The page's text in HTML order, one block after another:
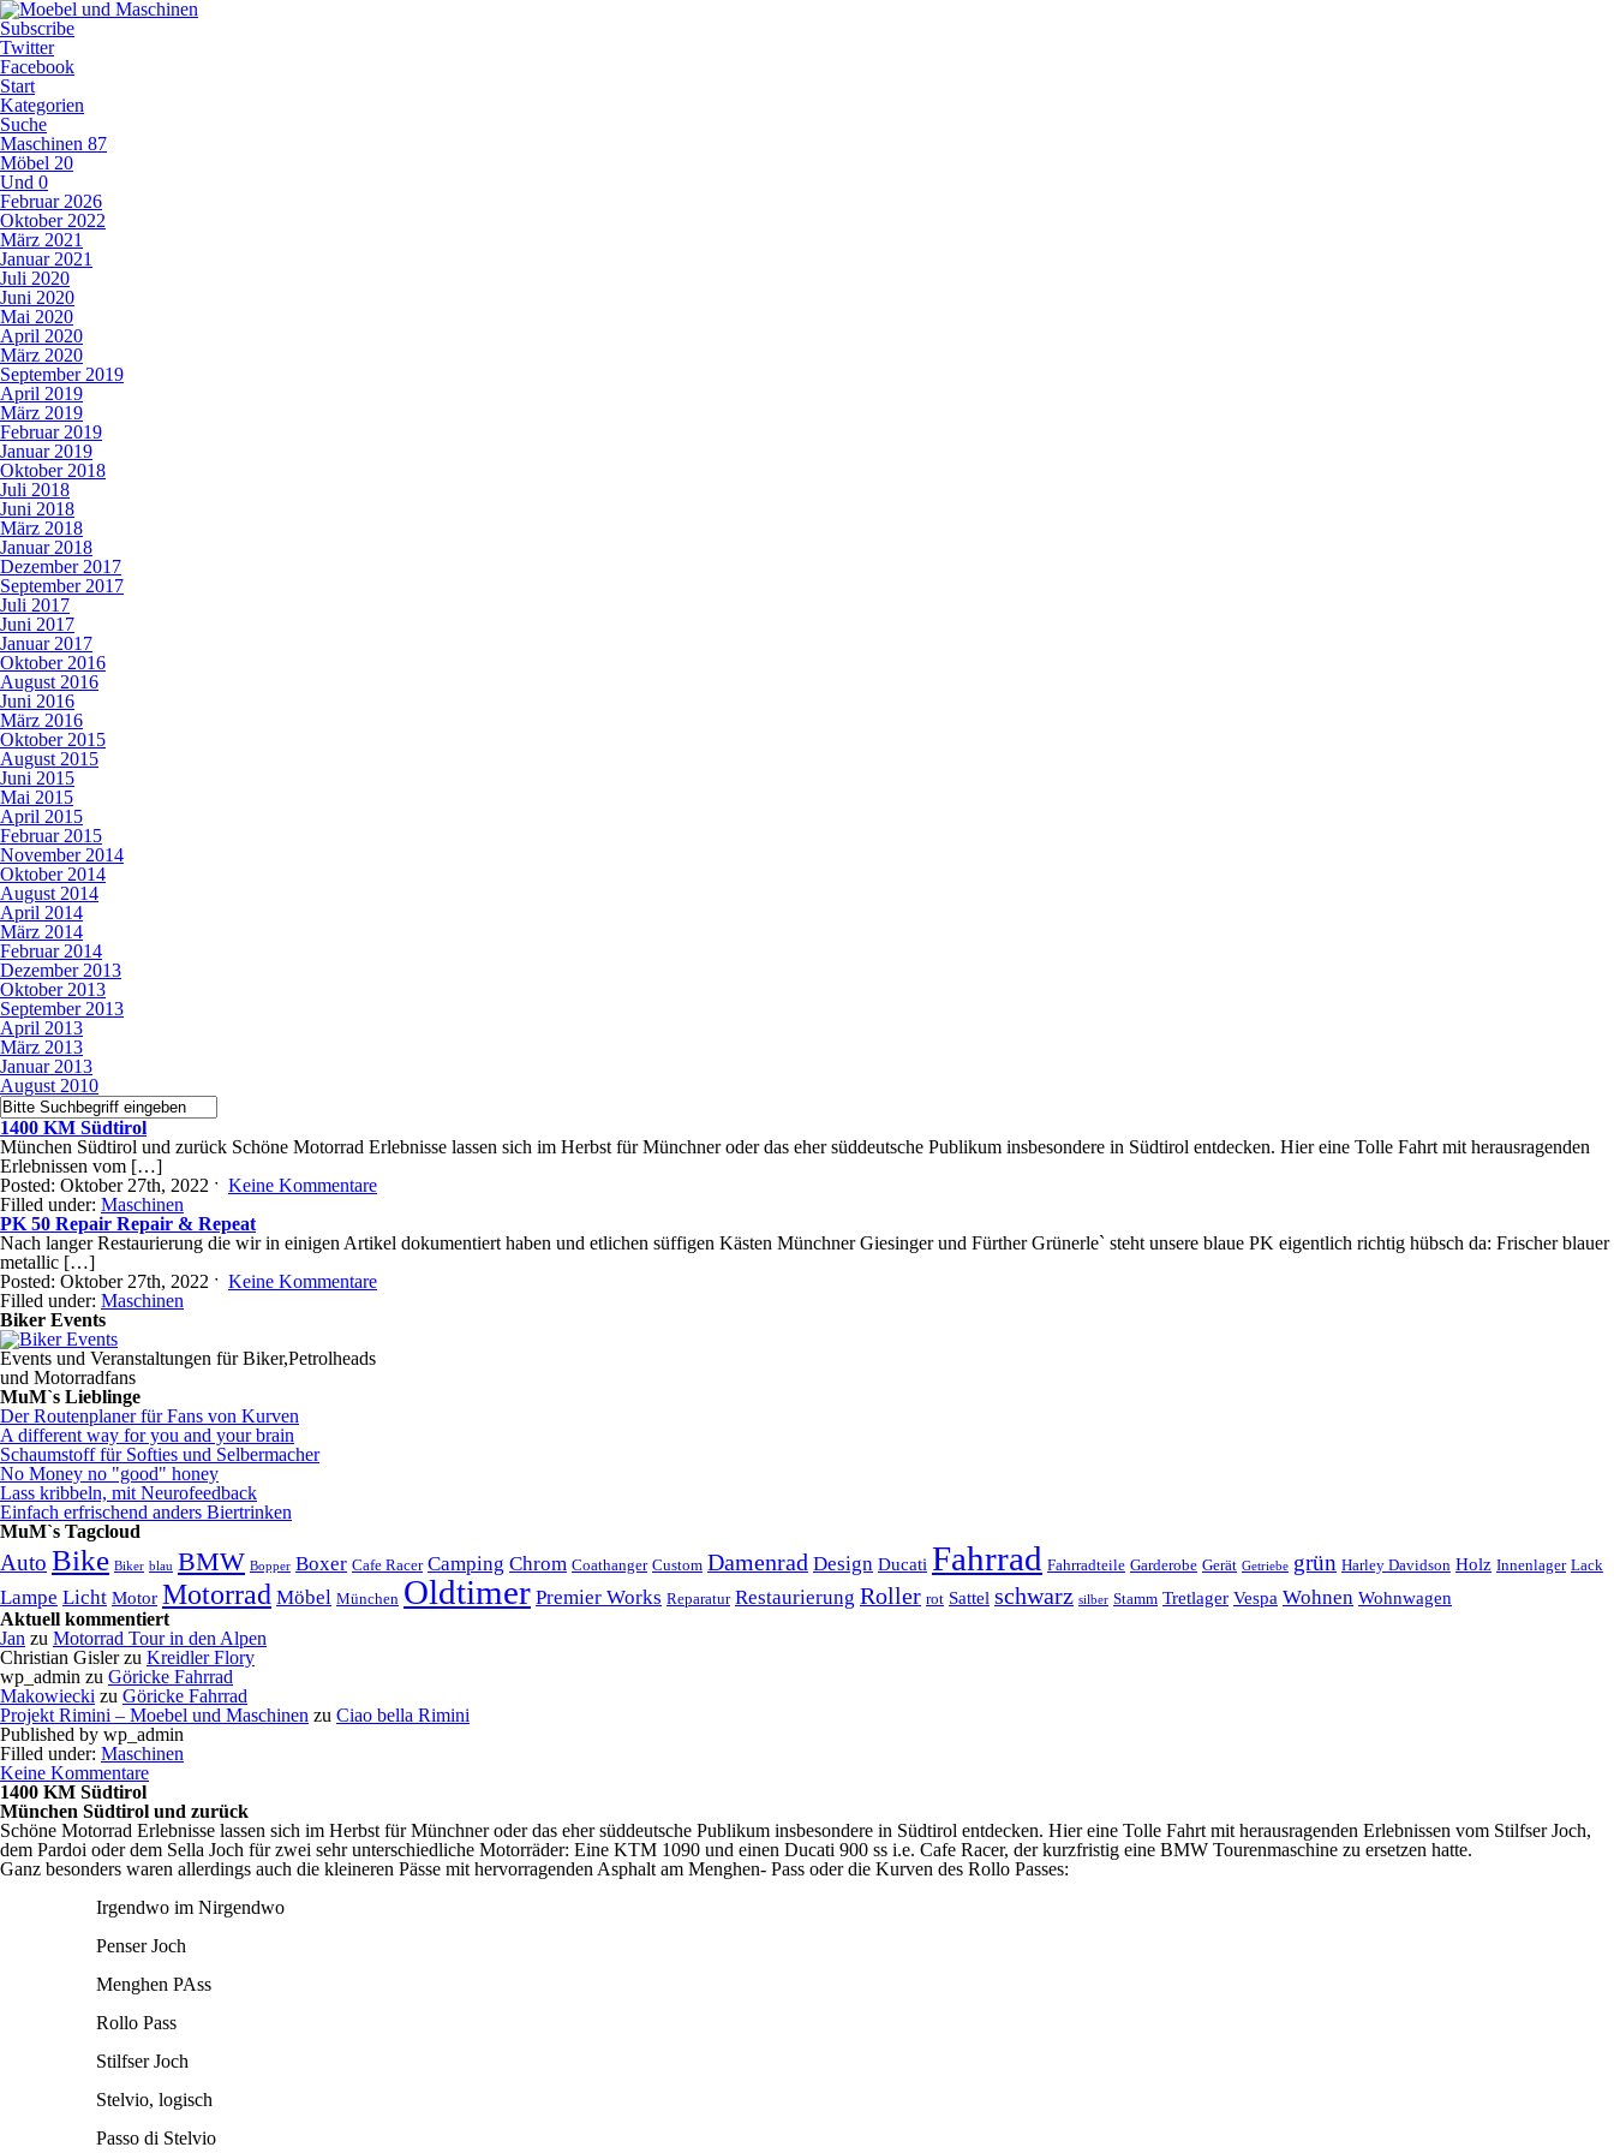
Subscribe
Twitter
Facebook
Start
Kategorien
Suche
Maschinen 87
Möbel 20
Und 0
Februar 2026
Oktober 2022
März 2021
Januar 2021
Juli 2020
Juni 2020
Mai 2020
April 2020
März 2020
September 2019
April 2019
März 2019
Februar 2019
Januar 2019
Oktober 2018
Juli 2018
Juni 2018
März 2018
Januar 2018
Dezember 2017
September 2017
Juli 2017
Juni 2017
Januar 2017
Oktober 2016
August 2016
Juni 2016
März 2016
Oktober 2015
August 2015
Juni 2015
Mai 2015
April 2015
Februar 2015
November 2014
Oktober 2014
August 2014
April 2014
März 2014
Februar 2014
Dezember 2013
Oktober 2013
September 2013
April 2013
März 2013
Januar 2013
August 2010
1400 KM Südtirol
München Südtirol und zurück Schöne Motorrad Erlebnisse lassen sich im Herbst für Münchner oder das eher süddeutsche Publikum insbesondere in Südtirol entdecken. Hier eine Tolle Fahrt mit herausragenden
Erlebnissen vom […]
Posted: Oktober 27th, 2022 ˑ Keine Kommentare
Filled under: Maschinen
PK 50 Repair Repair & Repeat
Nach langer Restaurierung die wir in einigen Artikel dokumentiert haben und etlichen süffigen Kästen Münchner Giesinger und Fürther Grünerle` steht unsere blaue PK eigentlich richtig hübsch da: Frischer blauer
metallic […]
Posted: Oktober 27th, 2022 ˑ Keine Kommentare
Filled under: Maschinen
Biker Events
Events und Veranstaltungen für Biker,Petrolheads
und Motorradfans
MuM`s Lieblinge
Der Routenplaner für Fans von Kurven
A different way for you and your brain
Schaumstoff für Softies und Selbermacher
No Money no "good" honey
Lass kribbeln, mit Neurofeedback
Einfach erfrischend anders Biertrinken
MuM`s Tagcloud
Auto Bike Biker blau BMW Bopper Boxer Cafe Racer Camping Chrom Coathanger Custom Damenrad Design Ducati Fahrrad Fahrradteile Garderobe Gerät Getriebe grün Harley Davidson Holz Innenlager Lack
Lampe Licht Motor Motorrad Möbel München Oldtimer Premier Works Reparatur Restaurierung Roller rot Sattel schwarz silber Stamm Tretlager Vespa Wohnen Wohnwagen
Aktuell kommentiert
Jan zu Motorrad Tour in den Alpen
Christian Gislerzu Kreidler Flory
wp_admin zu Göricke Fahrrad
Makowiecki zu Göricke Fahrrad
Projekt Rimini – Moebel und Maschinen zu Ciao bella Rimini
Published by wp_admin
Filled under: Maschinen
Keine Kommentare
1400 KM Südtirol
München Südtirol und zurück
Schöne Motorrad Erlebnisse lassen sich im Herbst für Münchner oder das eher süddeutsche Publikum insbesondere in Südtirol entdecken. Hier eine Tolle Fahrt mit herausragenden Erlebnissen vom Stilfser Joch,
dem Pardoi oder dem Sella Joch für zwei sehr unterschiedliche Motorräder: Eine KTM 1090 und einen Ducati 900 ss i.e. Cafe Racer, der kurzfristig eine BMW Tourenmaschine zu ersetzen hatte.
Ganz besonders waren allerdings auch die kleineren Pässe mit hervorragenden Asphalt am Menghen- Pass oder die Kurven des Rollo Passes:
Irgendwo im Nirgendwo
Penser Joch
Menghen PAss
Rollo Pass
Stilfser Joch
Stelvio, logisch
Passo di Stelvio